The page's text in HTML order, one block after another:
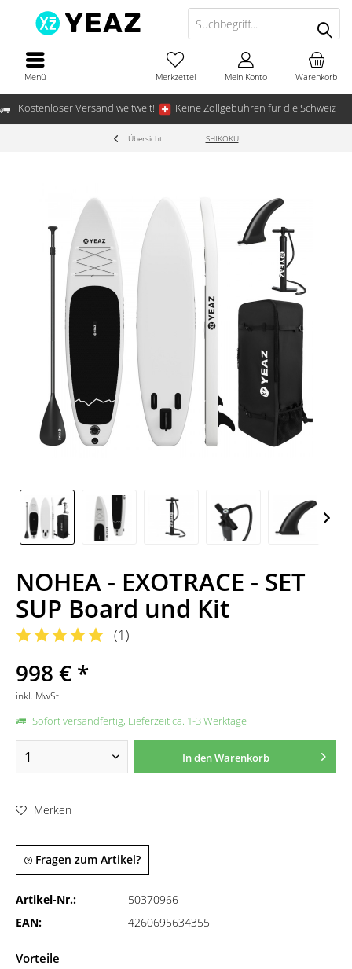
Kostenloser Versand weltweit! Keine Zollgebühren für die Schweiz
Menü Warenkorb
Merkzettel Mein Konto
Übersicht SHIKOKU
NOHEA - EXOTRACE - SET
SUP Board und Kit
(1)
998 € *
inkl. MwSt.
Sofort versandfertig, Lieferzeit ca. 1-3 Werktage
In denWarenkorb
Merken
Fragen zum Artikel?
Artikel-Nr.:
50370966
EAN:
4260695634355
Vorteile